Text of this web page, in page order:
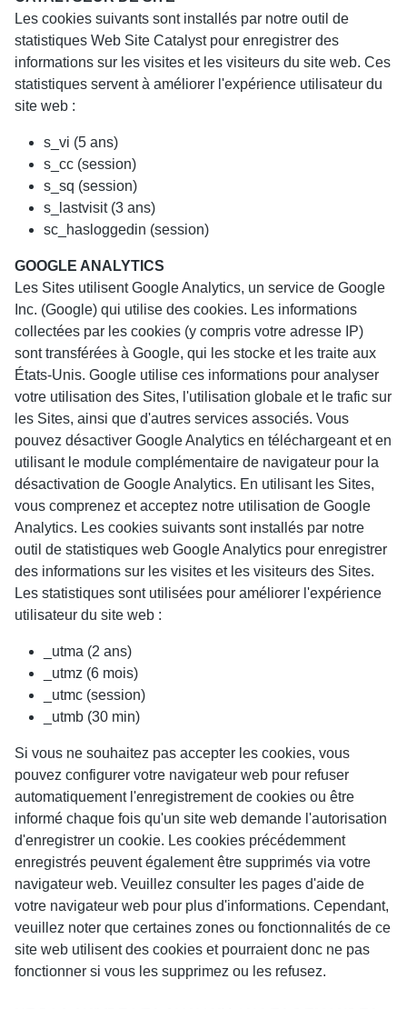
Les cookies suivants sont installés par notre outil de
statistiques Web Site Catalyst pour enregistrer des
informations sur les visites et les visiteurs du site web. Ces
statistiques servent à améliorer l'expérience utilisateur du
site web :
s_vi (5 ans)
s_cc (session)
s_sq (session)
s_lastvisit (3 ans)
sc_hasloggedin (session)
GOOGLE ANALYTICS
Les Sites utilisent Google Analytics, un service de Google
Inc. (Google) qui utilise des cookies. Les informations
collectées par les cookies (y compris votre adresse IP)
sont transférées à Google, qui les stocke et les traite aux
États-Unis. Google utilise ces informations pour analyser
votre utilisation des Sites, l'utilisation globale et le trafic sur
les Sites, ainsi que d'autres services associés. Vous
pouvez désactiver Google Analytics en téléchargeant et en
utilisant le module complémentaire de navigateur pour la
désactivation de Google Analytics. En utilisant les Sites,
vous comprenez et acceptez notre utilisation de Google
Analytics. Les cookies suivants sont installés par notre
outil de statistiques web Google Analytics pour enregistrer
des informations sur les visites et les visiteurs des Sites.
Les statistiques sont utilisées pour améliorer l'expérience
utilisateur du site web :
_utma (2 ans)
_utmz (6 mois)
_utmc (session)
_utmb (30 min)
Si vous ne souhaitez pas accepter les cookies, vous
pouvez configurer votre navigateur web pour refuser
automatiquement l'enregistrement de cookies ou être
informé chaque fois qu'un site web demande l'autorisation
d'enregistrer un cookie. Les cookies précédemment
enregistrés peuvent également être supprimés via votre
navigateur web. Veuillez consulter les pages d'aide de
votre navigateur web pour plus d'informations. Cependant,
veuillez noter que certaines zones ou fonctionnalités de ce
site web utilisent des cookies et pourraient donc ne pas
fonctionner si vous les supprimez ou les refusez.